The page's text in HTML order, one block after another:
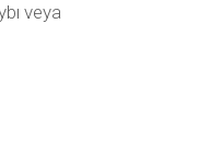
veya